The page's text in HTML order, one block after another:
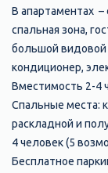
В апартаментах
спальная зона,
большой видовой
кондиционер,
Вместимость 2-4
Спальные места:
раскладной и
4 человек (5
Бесплатное